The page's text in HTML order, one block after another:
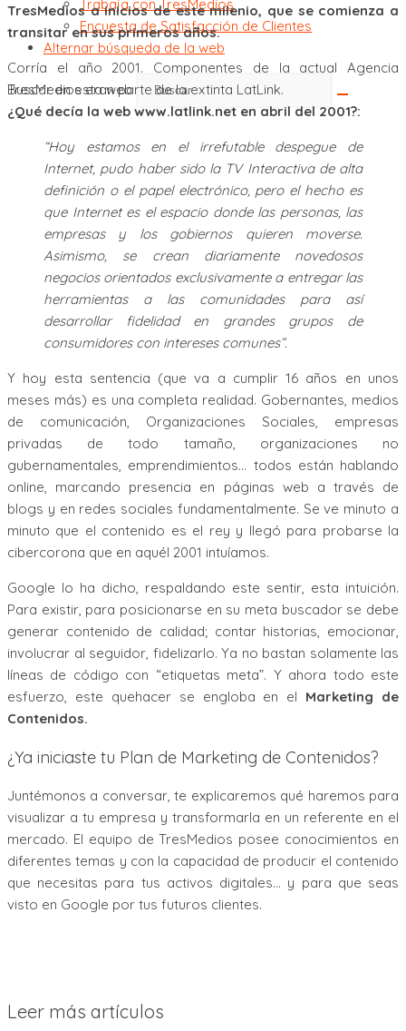
Trabaja con TresMedios
Encuesta de Satisfacción de Clientes
Alternar búsqueda de la web
Buscar en esta web
TresMedios a inicios de este milenio, que se comienza a
transitar en sus primeros años.
Corría el año 2001. Componentes de la actual Agencia
TresMedios eran parte de la extinta LatLink.
¿Qué decía la web www.latlink.net en abril del 2001?:
“Hoy estamos en el irrefutable despegue de
Internet, pudo haber sido la TV Interactiva de alta
definición o el papel electrónico, pero el hecho es
que Internet es el espacio donde las personas, las
empresas y los gobiernos quieren moverse.
Asimismo, se crean diariamente novedosos
negocios orientados exclusivamente a entregar las
herramientas a las comunidades para así
desarrollar fidelidad en grandes grupos de
consumidores con intereses comunes”.
Y hoy esta sentencia (que va a cumplir 16 años en unos
meses más) es una completa realidad. Gobernantes, medios
de comunicación, Organizaciones Sociales, empresas
privadas de todo tamaño, organizaciones no
gubernamentales, emprendimientos… todos están hablando
online, marcando presencia en páginas web a través de
blogs y en redes sociales fundamentalmente. Se ve minuto a
minuto que el contenido es el rey y llegó para probarse la
cibercorona que en aquél 2001 intuíamos.
Google lo ha dicho, respaldando este sentir, esta intuición.
Para existir, para posicionarse en su meta buscador se debe
generar contenido de calidad; contar historias, emocionar,
involucrar al seguidor, fidelizarlo. Ya no bastan solamente las
líneas de código con “etiquetas meta”. Y ahora todo este
esfuerzo, este quehacer se engloba en el Marketing de
Contenidos.
¿Ya iniciaste tu Plan de Marketing de Contenidos?
Juntémonos a conversar, te explicaremos qué haremos para
visualizar a tu empresa y transformarla en un referente en el
mercado. El equipo de TresMedios posee conocimientos en
diferentes temas y con la capacidad de producir el contenido
que necesitas para tus activos digitales… y para que seas
visto en Google por tus futuros clientes.
Leer más artículos